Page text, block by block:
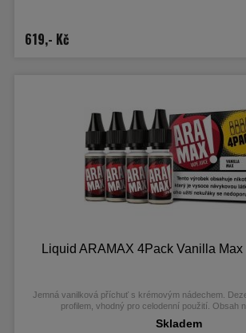
619,- Kč
Liquid ARAMAX 4Pack Vanilla
Jemná vanilková příchuť s krémovým nádechem.
profilem, vhodný pro celodenní použití. Obsah
Skladem